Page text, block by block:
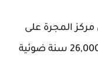
المجرة على